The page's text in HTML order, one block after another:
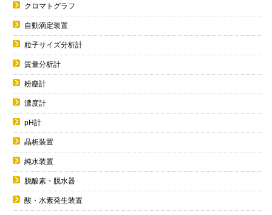
クロマトグラフ
自動滴定装置
粒子サイズ分析計
質量分析計
粉塵計
濃度計
pH計
晶析装置
純水装置
脱酸素・脱水器
酸・水素発生装置